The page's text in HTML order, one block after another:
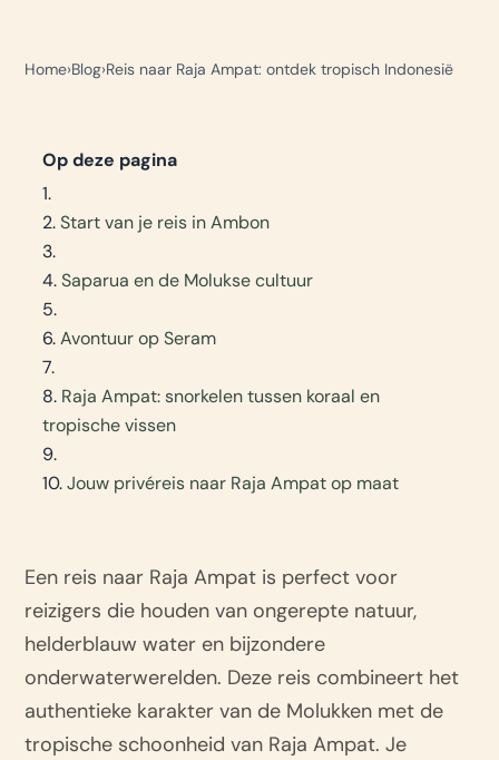
Home Blog Reis naar Raja Ampat: ontdek tropisch Indonesië
Op deze pagina
Start van je reis in Ambon
Saparua en de Molukse cultuur
Avontuur op Seram
Raja Ampat: snorkelen tussen koraal en
tropische vissen
Jouw privéreis naar Raja Ampat op maat
Een reis naar Raja Ampat is perfect voor
reizigers die houden van ongerepte natuur,
helderblauw water en bijzondere
onderwaterwerelden. Deze reis combineert het
authentieke karakter van de Molukken met de
tropische schoonheid van Raja Ampat. Je